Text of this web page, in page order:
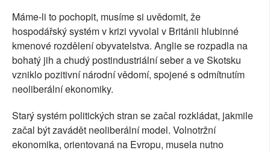
Máme-li to pochopit, musíme si uvědomit, že
hospodářský systém v krizi vyvolal v Británii hlubinné
kmenové rozdělení obyvatelstva. Anglie se rozpadla na
bohatý jih a chudý postindustriální seber a ve Skotsku
vzniklo pozitivní národní vědomí, spojené s odmítnutím
neoliberální ekonomiky.
Starý systém politických stran se začal rozkládat, jakmile
začal být zavádět neoliberální model. Volnotržní
ekonomika, orientovaná na Evropu, musela nutno